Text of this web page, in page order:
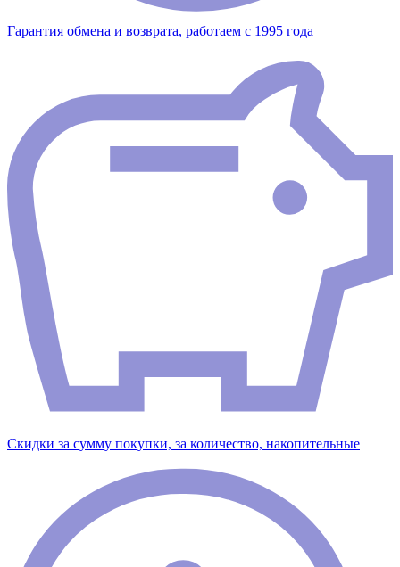
Гарантия обмена и возврата, работаем с 1995 года
Скидки за сумму покупки, за количество, накопительные